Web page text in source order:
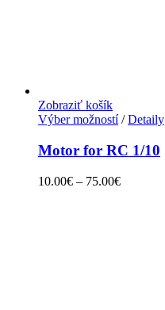
Zobraziť košík
Výber možností/ Detaily
Motor for RC 1/10
10.00€ – 75.00€